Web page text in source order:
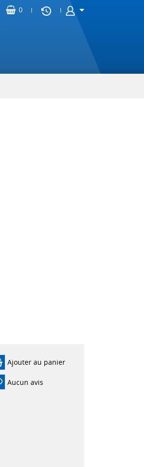
Ajouter au panier
Aucun avis